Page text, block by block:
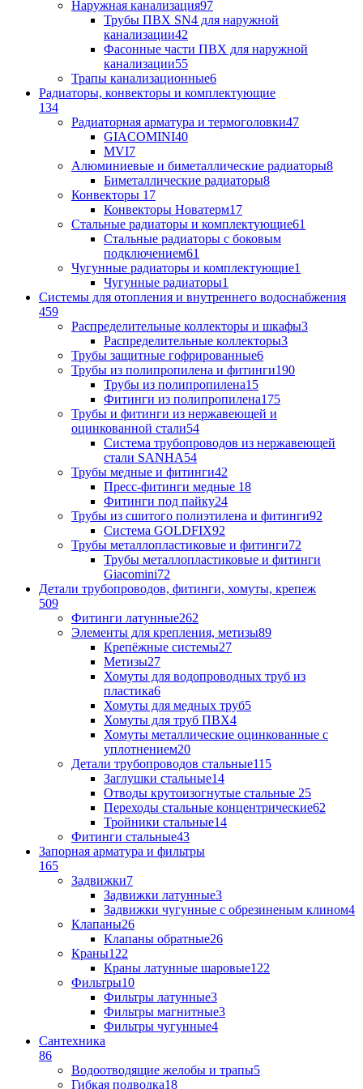
Наружная канализация97
Трубы ПВХ SN4 для наружной
канализации42
Фасонные части ПВХ для наружной
канализации55
Трапы канализационные6
Радиаторы, конвекторы и комплектующие
134
Радиаторная арматура и термоголовки47
GIACOMINI40
MVI7
Алюминиевые и биметаллические радиаторы8
Биметаллические радиаторы8
Конвекторы 17
Конвекторы Новатерм17
Стальные радиаторы и комплектующие61
Стальные радиаторы с боковым
подключением61
Чугунные радиаторы и комплектующие1
Чугунные радиаторы1
Системы для отопления и внутреннего водоснабжения
459
Распределительные коллекторы и шкафы3
Распределительные коллекторы3
Трубы защитные гофрированные6
Трубы из полипропилена и фитинги190
Трубы из полипропилена15
Фитинги из полипропилена175
Трубы и фитинги из нержавеющей и
оцинкованной стали54
Система трубопроводов из нержавеющей
стали SANHA54
Трубы медные и фитинги42
Пресс-фитинги медные 18
Фитинги под пайку24
Трубы из сшитого полиэтилена и фитинги92
Система GOLDFIX92
Трубы металлопластиковые и фитинги72
Трубы металлопластиковые и фитинги
Giacomini72
Детали трубопроводов, фитинги, хомуты, крепеж
509
Фитинги латунные262
Элементы для крепления, метизы89
Крепёжные системы27
Метизы27
Хомуты для водопроводных труб из
пластика6
Хомуты для медных труб5
Хомуты для труб ПВХ4
Хомуты металлические оцинкованные с
уплотнением20
Детали трубопроводов стальные115
Заглушки стальные14
Отводы крутоизогнутые стальные 25
Переходы стальные концентрические62
Тройники стальные14
Фитинги стальные43
Запорная арматура и фильтры
165
Задвижки7
Задвижки латунные3
Задвижки чугунные с обрезиненым клином4
Клапаны26
Клапаны обратные26
Краны122
Краны латунные шаровые122
Фильтры10
Фильтры латунные3
Фильтры магнитные3
Фильтры чугунные4
Сантехника
86
Водоотводящие желобы и трапы5
Гибкая подводка18